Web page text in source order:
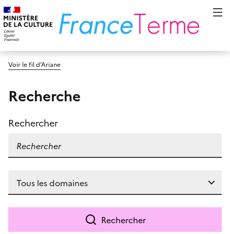
Voir le fil d’Ariane
Recherche
Rechercher
Rechercher